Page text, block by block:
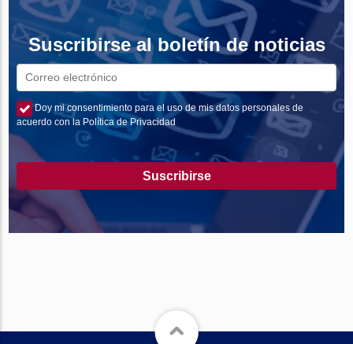
Suscribirse al boletín de noticias
Doy mi consentimiento para el uso de mis datos personales de
acuerdo con la Política de Privacidad
Suscribirse